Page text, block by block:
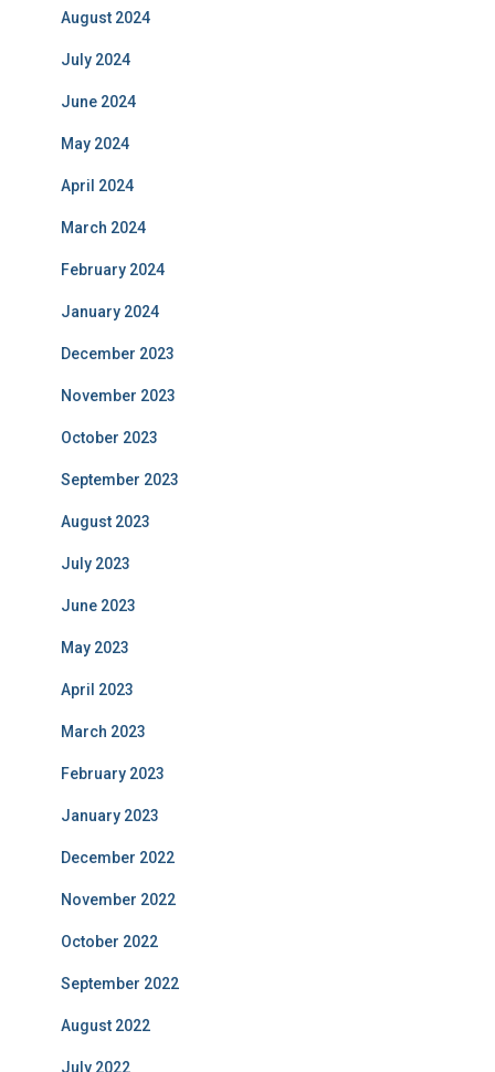
August 2024
July 2024
June 2024
May 2024
April 2024
March 2024
February 2024
January 2024
December 2023
November 2023
October 2023
September 2023
August 2023
July 2023
June 2023
May 2023
April 2023
March 2023
February 2023
January 2023
December 2022
November 2022
October 2022
September 2022
August 2022
July 2022